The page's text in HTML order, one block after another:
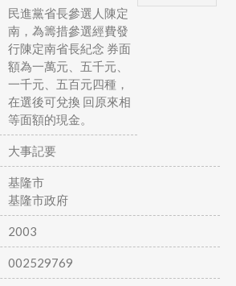
民進黨省長參選人陳定
南，為籌措參選經費發
行陳定南省長紀念 券面
額為一萬元、五千元、
一千元、五百元四種，
在選後可兌換 回原來相
等面額的現金。
大事記要
基隆市
基隆市政府
2003
002529769